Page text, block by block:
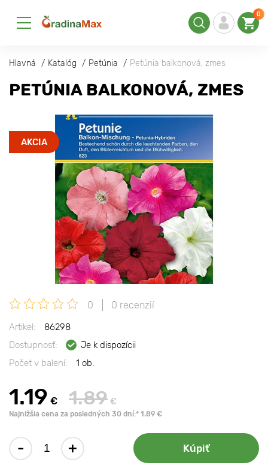
0
Hlavná Katalóg Petúnia Petúnia balkonová, zmes
PETÚNIA BALKONOVÁ, ZMES
AKCIA
0 0 recenzií
Artikel:
86298
Dostupnosť:
Je k dispozícii
Počet v balení:
1 ob.
1.19 € 1.89 €
Najnižšia cena za posledných 30 dní:* 1.89 €
- + Kúpiť